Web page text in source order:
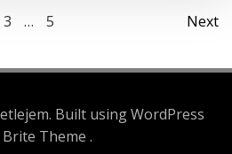
Page
3 … Page
5 Next
Built using WordPress
Theme .